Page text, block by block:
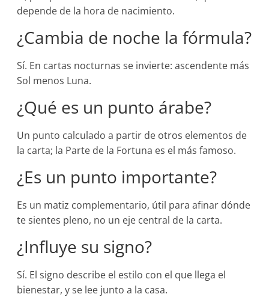
depende de la hora de nacimiento.
¿Cambia de noche la fórmula?
Sí. En cartas nocturnas se invierte: ascendente más
Sol menos Luna.
¿Qué es un punto árabe?
Un punto calculado a partir de otros elementos de
la carta; la Parte de la Fortuna es el más famoso.
¿Es un punto importante?
Es un matiz complementario, útil para afinar dónde
te sientes pleno, no un eje central de la carta.
¿Influye su signo?
Sí. El signo describe el estilo con el que llega el
bienestar, y se lee junto a la casa.